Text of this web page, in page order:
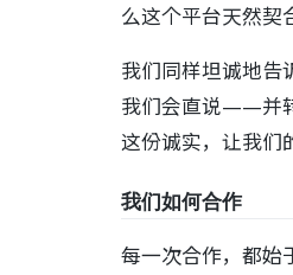
么这个平台天然契
我们同样坦诚地告
我们会直说——并
这份诚实，让我们
我们如何合作
每一次合作，都始